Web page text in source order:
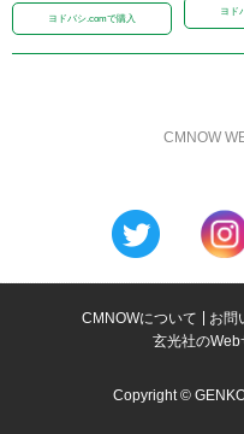
ヨドバシ.comで購入
ヨド
CMNOW
CMNOWについて お問
玄光社のWeb
Copyright ©